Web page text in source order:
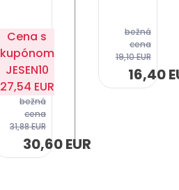
bežná
cena
31,88 EUR
30,60 EUR
Cena s
kupónom
JESEN10
27,54 EUR
bežná
cena
19,10 EUR
16,40